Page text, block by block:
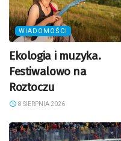
WIADOMOŚCI
Ekologia i muzyka.
Festiwalowo na
Roztoczu
8 SIERPNIA 2026